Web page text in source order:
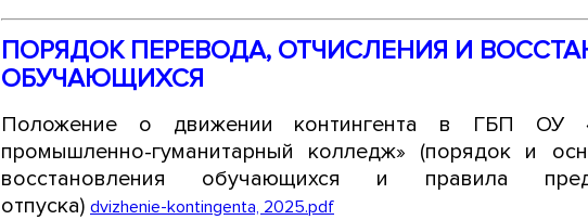
ПОРЯДОК ПЕРЕВОДА, ОТЧИСЛЕНИЯ И
ОБУЧАЮЩИХСЯ
Положение о движении контингента в ГБП ОУ
промышленно-гуманитарный колледж» (порядок и
восстановления обучающихся и правила
отпуска) dvizhenie-kontingenta, 2025.pdf